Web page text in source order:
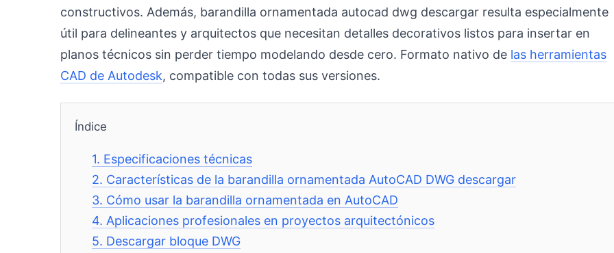
constructivos. Además, barandilla ornamentada autocad dwg descargar resulta especialmente
útil para delineantes y arquitectos que necesitan detalles decorativos listos para insertar en
planos técnicos sin perder tiempo modelando desde cero. Formato nativo de las herramientas
CAD de Autodesk, compatible con todas sus versiones.
Índice
1. Especificaciones técnicas
2. Características de la barandilla ornamentada AutoCAD DWG descargar
3. Cómo usar la barandilla ornamentada en AutoCAD
4. Aplicaciones profesionales en proyectos arquitectónicos
5. Descargar bloque DWG